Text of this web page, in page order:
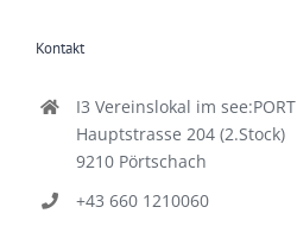
Kontakt
I3 Vereinslokal im see:PORT
Hauptstrasse 204 (2.Stock)
9210 Pörtschach
+43 660 1210060